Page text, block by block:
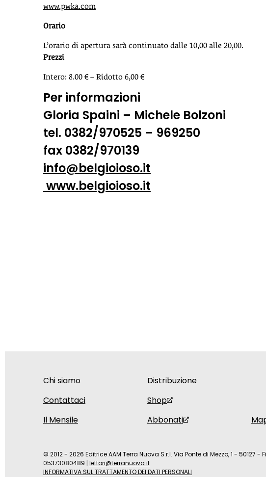
www.pwka.com
Orario
L’orario di apertura sarà continuato dalle 10,00 alle 20,00.
Prezzi
Intero: 8.00 € – Ridotto 6,00 €
Per informazioni
Gloria Spaini – Michele Bolzoni
tel. 0382/970525 – 969250
fax 0382/970139
info@belgioioso.it
www.belgioioso.it
Chi siamo
Contattaci
Il Mensile
Distribuzione
Shop
Abbonati
© 2012 - 2026 Editrice AAM Terra Nuova S.r.l. Via Ponte di Mezzo, 1 - 50127 -
05373080489 | lettori@terranuova.it
INFORMATIVA SUL TRATTAMENTO DEI DATI PERSONALI